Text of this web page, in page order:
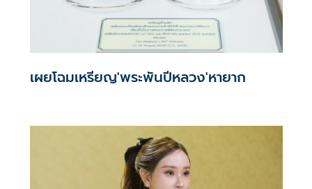
เผยโฉมเหรียญ'พระพันปีหลวง'หายาก